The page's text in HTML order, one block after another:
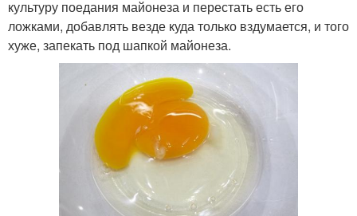
культуру поедания майонеза и перестать есть его
ложками, добавлять везде куда только вздумается, и того
хуже, запекать под шапкой майонеза.